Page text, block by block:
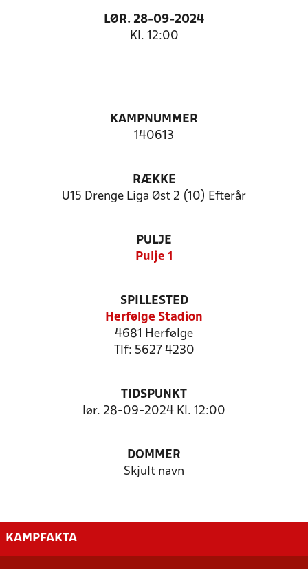
LØR. 28-09-2024
Kl. 12:00
KAMPNUMMER
140613
RÆKKE
U15 Drenge Liga Øst 2 (10) Efterår
PULJE
Pulje 1
SPILLESTED
Herfølge Stadion
4681 Herfølge
Tlf: 5627 4230
TIDSPUNKT
lør. 28-09-2024 Kl. 12:00
DOMMER
Skjult navn
KAMPFAKTA